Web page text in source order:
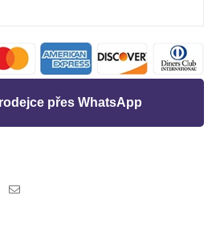
přes WhatsApp
Pinterest
E-